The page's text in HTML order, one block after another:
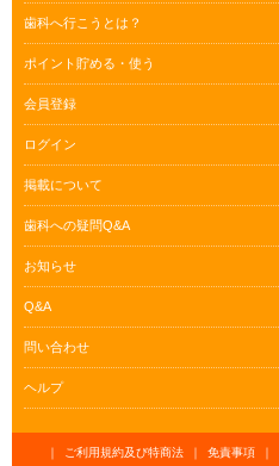
歯科へ行こうとは？
ポイント貯める・使う
会員登録
ログイン
掲載について
歯科への疑問Q&A
お知らせ
Q&A
問い合わせ
ヘルプ
｜ ご利用規約及び特商法 ｜ 免責事項 ｜